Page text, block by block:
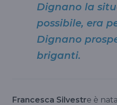
Dignano la
possibile, era
Dignano
briganti.
Francesca Silvestre è